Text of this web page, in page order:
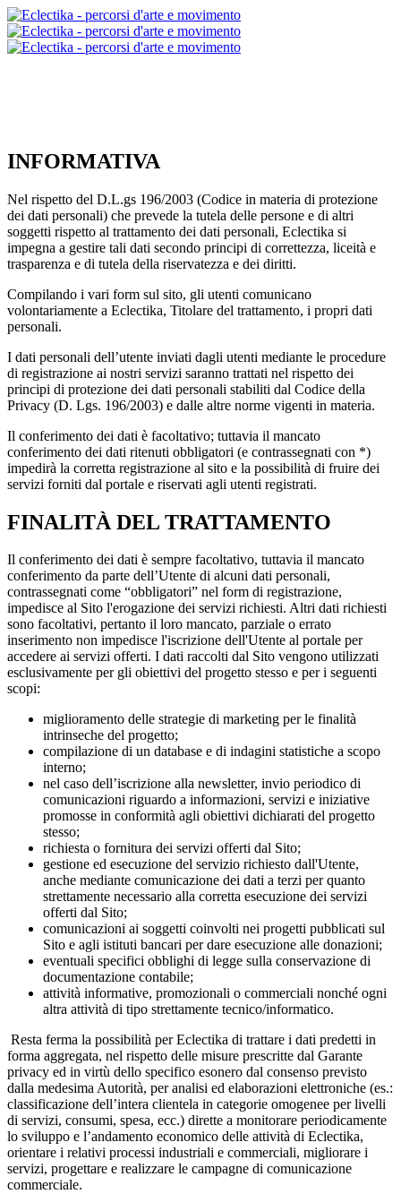
INFORMATIVA
Nel rispetto del D.L.gs 196/2003 (Codice in materia di protezione
dei dati personali) che prevede la tutela delle persone e di altri
soggetti rispetto al trattamento dei dati personali, Eclectika si
impegna a gestire tali dati secondo principi di correttezza, liceità e
trasparenza e di tutela della riservatezza e dei diritti.
Compilando i vari form sul sito, gli utenti comunicano
volontariamente a Eclectika, Titolare del trattamento, i propri dati
personali.
I dati personali dell’utente inviati dagli utenti mediante le procedure
di registrazione ai nostri servizi saranno trattati nel rispetto dei
principi di protezione dei dati personali stabiliti dal Codice della
Privacy (D. Lgs. 196/2003) e dalle altre norme vigenti in materia.
Il conferimento dei dati è facoltativo; tuttavia il mancato
conferimento dei dati ritenuti obbligatori (e contrassegnati con *)
impedirà la corretta registrazione al sito e la possibilità di fruire dei
servizi forniti dal portale e riservati agli utenti registrati.
FINALITÀ DEL TRATTAMENTO
Il conferimento dei dati è sempre facoltativo, tuttavia il mancato
conferimento da parte dell’Utente di alcuni dati personali,
contrassegnati come “obbligatori” nel form di registrazione,
impedisce al Sito l'erogazione dei servizi richiesti. Altri dati richiesti
sono facoltativi, pertanto il loro mancato, parziale o errato
inserimento non impedisce l'iscrizione dell'Utente al portale per
accedere ai servizi offerti. I dati raccolti dal Sito vengono utilizzati
esclusivamente per gli obiettivi del progetto stesso e per i seguenti
scopi:
miglioramento delle strategie di marketing per le finalità
intrinseche del progetto;
compilazione di un database e di indagini statistiche a scopo
interno;
nel caso dell’iscrizione alla newsletter, invio periodico di
comunicazioni riguardo a informazioni, servizi e iniziative
promosse in conformità agli obiettivi dichiarati del progetto
stesso;
richiesta o fornitura dei servizi offerti dal Sito;
gestione ed esecuzione del servizio richiesto dall'Utente,
anche mediante comunicazione dei dati a terzi per quanto
strettamente necessario alla corretta esecuzione dei servizi
offerti dal Sito;
comunicazioni ai soggetti coinvolti nei progetti pubblicati sul
Sito e agli istituti bancari per dare esecuzione alle donazioni;
eventuali specifici obblighi di legge sulla conservazione di
documentazione contabile;
attività informative, promozionali o commerciali nonché ogni
altra attività di tipo strettamente tecnico/informatico.
Resta ferma la possibilità per Eclectika di trattare i dati predetti in
forma aggregata, nel rispetto delle misure prescritte dal Garante
privacy ed in virtù dello specifico esonero dal consenso previsto
dalla medesima Autorità, per analisi ed elaborazioni elettroniche (es.:
classificazione dell’intera clientela in categorie omogenee per livelli
di servizi, consumi, spesa, ecc.) dirette a monitorare periodicamente
lo sviluppo e l’andamento economico delle attività di Eclectika,
orientare i relativi processi industriali e commerciali, migliorare i
servizi, progettare e realizzare le campagne di comunicazione
commerciale.